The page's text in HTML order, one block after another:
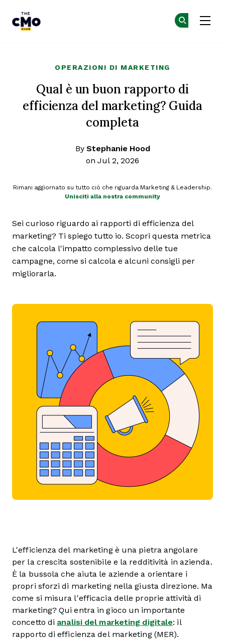
OPERAZIONI DI MARKETING
Qual è un buon rapporto di
efficienza del marketing? Guida
completa
By Stephanie Hood
on Jul 2, 2026
Rimani aggiornato su tutto ciò che riguarda Marketing & Leadership.
Unisciti alla nostra community
Sei curioso riguardo ai rapporti di efficienza del
marketing? Ti spiego tutto io. Scopri questa metrica
che calcola l'impatto complessivo delle tue
campagne, come si calcola e alcuni consigli per
migliorarla.
L'efficienza del marketing è una pietra angolare
per la crescita sostenibile e la redditività in azienda.
È la bussola che aiuta le aziende a orientare i
propri sforzi di marketing nella giusta direzione. Ma
come si misura l'efficacia delle proprie attività di
marketing? Qui entra in gioco un importante
concetto di analisi del marketing digitale: il
rapporto di efficienza del marketing (MER).